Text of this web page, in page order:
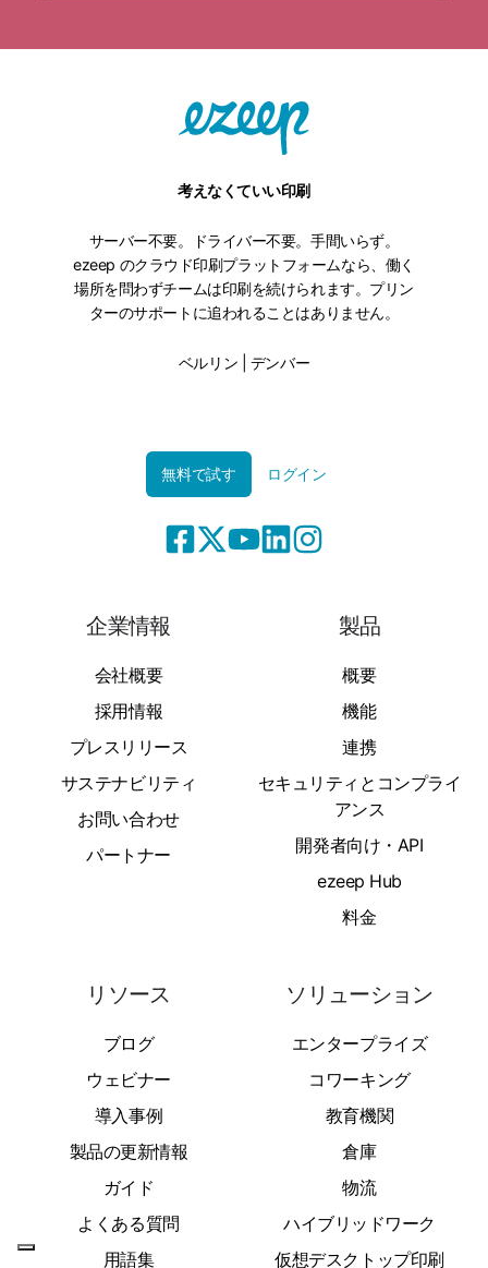
考えなくていい印刷
サーバー不要。ドライバー不要。手間いらず。
ezeep のクラウド印刷プラットフォームなら、働く
場所を問わずチームは印刷を続けられます。プリン
ターのサポートに追われることはありません。
ベルリン | デンバー
無料で試す ログイン
企業情報
会社概要
採用情報
プレスリリース
サステナビリティ
お問い合わせ
パートナー
製品
概要
機能
連携
セキュリティとコンプライ
アンス
開発者向け・API
ezeep Hub
料金
リソース
ブログ
ウェビナー
導入事例
製品の更新情報
ガイド
よくある質問
用語集
ソリューション
エンタープライズ
コワーキング
教育機関
倉庫
物流
ハイブリッドワーク
仮想デスクトップ印刷